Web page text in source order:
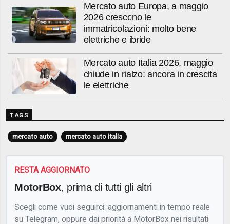
Mercato auto Europa, a maggio
2026 crescono le
immatricolazioni: molto bene
elettriche e ibride
Mercato auto Italia 2026, maggio
chiude in rialzo: ancora in crescita
le elettriche
TAGS
mercato auto mercato auto italia
RESTA AGGIORNATO
MotorBox, prima di tutti gli altri
Scegli come vuoi seguirci: aggiornamenti in tempo reale
su Telegram, oppure dai priorità a MotorBox nei risultati